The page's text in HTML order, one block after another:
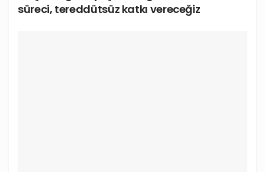
süreci, tereddütsüz katkı vereceğiz